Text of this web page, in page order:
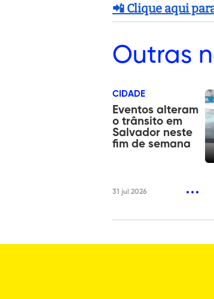
📲 Clique aqui
Outras
CIDADE
Eventos alteram
o trânsito em
Salvador neste
fim de semana
31 jul 2026